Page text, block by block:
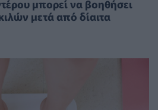
μπορεί να βοηθήσει
μετά από δίαιτα